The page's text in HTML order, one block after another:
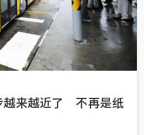
越来越近了 不再是纸